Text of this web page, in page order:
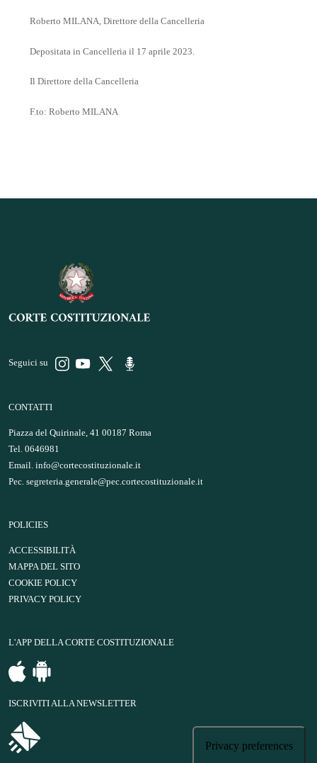
Roberto MILANA, Direttore della Cancelleria
Depositata in Cancelleria il 17 aprile 2023.
Il Direttore della Cancelleria
F.to: Roberto MILANA
Seguici su
CONTATTI
Piazza del Quirinale, 41 00187 Roma
Tel. 0646981
Email. info@cortecostituzionale.it
Pec. segreteria.generale@pec.cortecostituzionale.it
POLICIES
ACCESSIBILITÀ
MAPPA DEL SITO
COOKIE POLICY
PRIVACY POLICY
L'APP DELLA CORTE COSTITUZIONALE
ISCRIVITI ALLA NEWSLETTER